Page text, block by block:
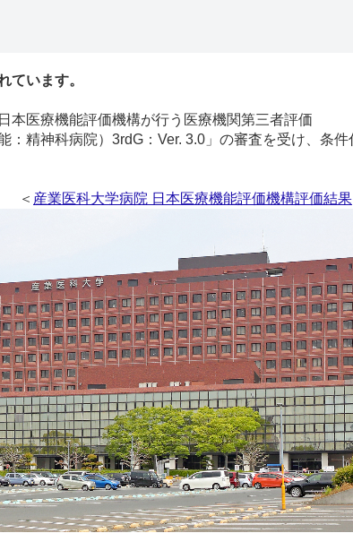
ています。
本医療機能評価機構が行う医療機関第三者評価
：精神科病院）3rdG：Ver. 3.0」の審査を受け、条
＜ 産業医科大学病院 日本医療機能評価機構評価結果